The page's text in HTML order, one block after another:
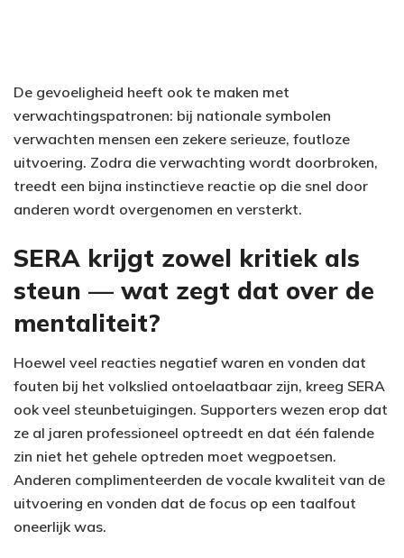
De gevoeligheid heeft ook te maken met
verwachtingspatronen: bij nationale symbolen
verwachten mensen een zekere serieuze, foutloze
uitvoering. Zodra die verwachting wordt doorbroken,
treedt een bijna instinctieve reactie op die snel door
anderen wordt overgenomen en versterkt.
SERA krijgt zowel kritiek als
steun — wat zegt dat over de
mentaliteit?
Hoewel veel reacties negatief waren en vonden dat
fouten bij het volkslied ontoelaatbaar zijn, kreeg SERA
ook veel steunbetuigingen. Supporters wezen erop dat
ze al jaren professioneel optreedt en dat één falende
zin niet het gehele optreden moet wegpoetsen.
Anderen complimenteerden de vocale kwaliteit van de
uitvoering en vonden dat de focus op een taalfout
oneerlijk was.